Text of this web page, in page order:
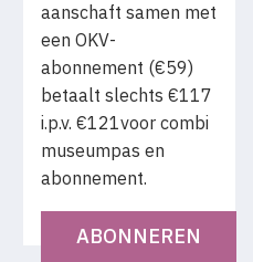
aanschaft samen met
een OKV-
abonnement (€59)
betaalt slechts €117
i.p.v. €121voor combi
museumpas en
abonnement.
ABONNEREN